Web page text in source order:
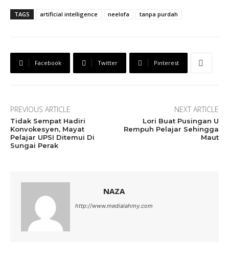
TAGS artificial intelligence neelofa tanpa purdah
Facebook Twitter Pinterest
PREVIOUS ARTICLE
Tidak Sempat Hadiri
Konvokesyen, Mayat
Pelajar UPSI Ditemui Di
Sungai Perak
NEXT ARTICLE
Lori Buat Pusingan U
Rempuh Pelajar Sehingga
Maut
NAZA
http://www.medialahmy.com